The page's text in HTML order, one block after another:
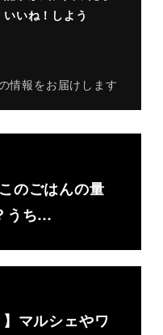
いいね！しよう
情報をお届けします
のごはんの量
うち…
マルシェやワ